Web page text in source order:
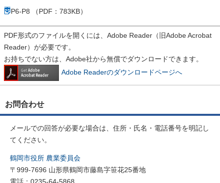
P6-P8 （PDF：783KB）
PDF形式のファイルを開くには、Adobe Reader（旧Adobe Acrobat
Reader）が必要です。
お持ちでない方は、Adobe社から無償でダウンロードできます。
Adobe Readerのダウンロードページへ
お問合わせ
メールでの回答が必要な場合は、住所・氏名・電話番号を明記し
てください。
鶴岡市役所 農業委員会
〒999-7696 山形県鶴岡市藤島字笹花25番地